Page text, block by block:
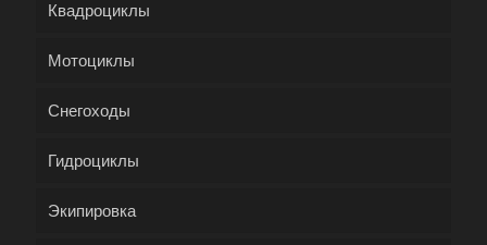
Квадроциклы
Мотоциклы
Снегоходы
Гидроциклы
Экипировка